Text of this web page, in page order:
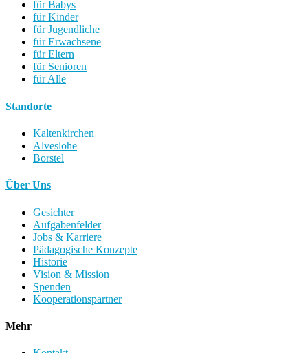
für Babys
für Kinder
für Jugendliche
für Erwachsene
für Eltern
für Senioren
für Alle
Standorte
Kaltenkirchen
Alveslohe
Borstel
Über Uns
Gesichter
Aufgabenfelder
Jobs & Karriere
Pädagogische Konzepte
Historie
Vision & Mission
Spenden
Kooperationspartner
Mehr